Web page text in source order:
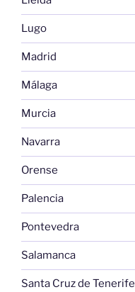
Lugo
Madrid
Málaga
Murcia
Navarra
Orense
Palencia
Pontevedra
Salamanca
Santa Cruz de Tenerife